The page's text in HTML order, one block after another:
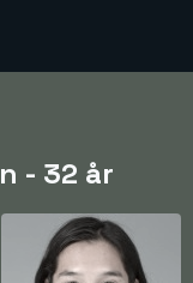
- 32 år